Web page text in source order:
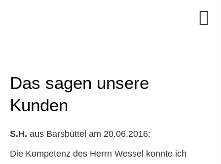
Das sagen unsere
Kunden
S.H. aus Barsbüttel am 20.06.2016:
Die Kompetenz des Herrn Wessel konnte ich